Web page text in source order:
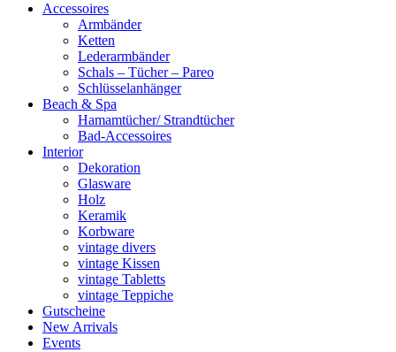
Accessoires
Armbänder
Ketten
Lederarmbänder
Schals – Tücher – Pareo
Schlüsselanhänger
Beach & Spa
Hamamtücher/ Strandtücher
Bad-Accessoires
Interior
Dekoration
Glasware
Holz
Keramik
Korbware
vintage divers
vintage Kissen
vintage Tabletts
vintage Teppiche
Gutscheine
New Arrivals
Events